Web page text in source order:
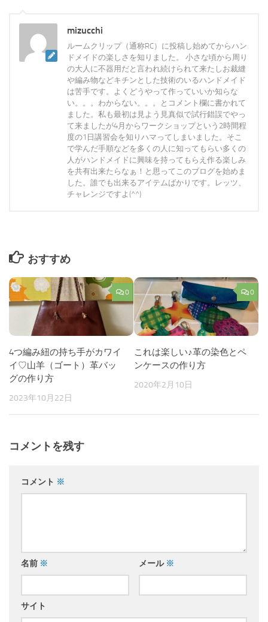
mizucchi
ルームクリップ（通称RC）に投稿し始めてからハン
ドメイドの楽しさを知りました。 小さな頃から周り
の大人に不器用だと言われ続けられて来たしお裁縫
や編み物などキチンとした技術のいるハンドメイド
は苦手です。よくどうやって作っていいか知らな
い。。。わからない。。。とコメント欄に書かれて
ました。私も最初は見よう見真似で試行錯誤でやっ
て来ましたが4月からワークショップという2時間程
度の1日講習会を知りハマってしまいました。そこ
で学んだ手順などを多くの人に知ってもらい多くの
人がハンドメイドに興味を持ってもらえ作る楽しみ
を共有出来たらなぁ！と思ってこのブログを始めま
した。誰でも出来るアイテムばかりです。レッツ、
チャレンジですよ(^^)
おすすめ
0
4つ編み紐の持ち手がカワイ
イ♡山羊（ゴート）革バッ
グの作り方
2023年10月22日
0
これは楽しい♪革の染色とペ
ンケースの作り方
2020年2月10日
コメントを残す
コメント ※
名前 ※ メール ※
サイト